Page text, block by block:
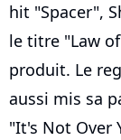
hit "Spacer",
le titre "Law
produit. Le
aussi mis sa
"It's Not Over